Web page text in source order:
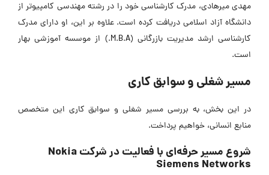
مهدی میرهادی، مدرک کارشناسی خود را در رشته مهندسی کامپیوتر از
دانشگاه آزاد اسلامی دریافت کرده است. علاوه بر این، او دارای مدرک
کارشناسی ارشد مدیریت بازرگانی (M.B.A.) از موسسه آموزشی بهار
است.
مسیر شغلی و سوابق کاری
در این بخش، به بررسی مسیر شغلی و سوابق کاری این متخصص
منابع انسانی، خواهیم پرداخت.
شروع مسیر حرفه‌ای با فعالیت در شرکت Nokia
Siemens Networks